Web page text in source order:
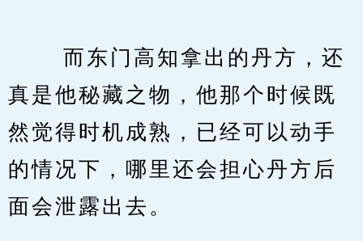
而东门高知拿出的丹方，还
真是他秘藏之物，他那个时候既
然觉得时机成熟，已经可以动手
的情况下，哪里还会担心丹方后
面会泄露出去。